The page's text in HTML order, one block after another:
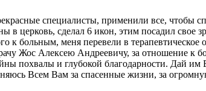
специалисты, применили все, чтобы
церковь, сделал 6 икон, этим посадил свое
к больным, меня перевели в
Жос Алексею Андреевичу, за отношение к
похвалы и глубокой благодарности. Дай им
Всем Вам за спасенные жизни, за